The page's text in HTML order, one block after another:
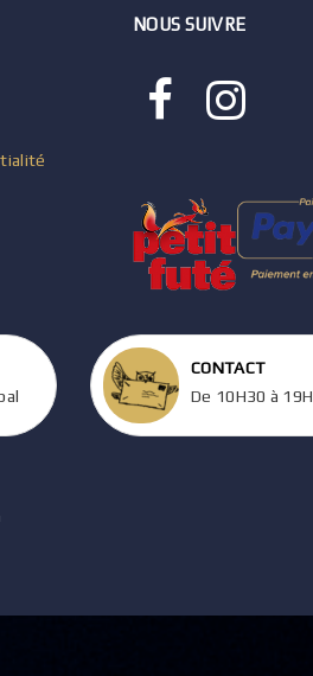
NOUS SUIVRE
CONTACT
De 10H30 à 19H